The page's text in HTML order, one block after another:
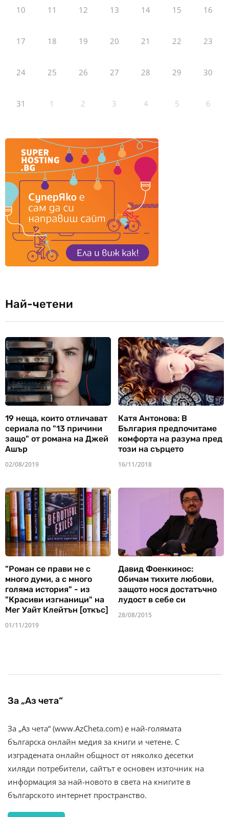
10 11 12 13 14 15 16
17 18 19 20 21 22 23
24 25 26 27 28 29 30
31 1 2 3 4 5 6
Най-четени
19 неща, които отличават
сериала по "13 причини
защо" от романа на Джей
Ашър
02/08/2019
Катя Антонова: В
България предпочитаме
комфорта на разума пред
този на сърцето
16/11/2018
"Роман се прави не с
много думи, а с много
голяма история" - из
"Красиви изгнаници" на
Мег Уайт Клейтън [откъс]
01/11/2019
Давид Фоенкинос:
Обичам тихите любови,
защото нося достатъчно
лудост в себе си
28/08/2015
За „Аз чета“
За „Аз чета“ (www.AzCheta.com) е най-голямата
българска онлайн медия за книги и четене. С
изградената онлайн общност от няколко десетки
хиляди потребители, сайтът е основен източник на
информация за най-новото в света на книгите в
българското интернет пространство.